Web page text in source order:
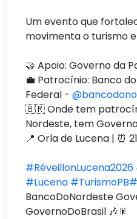
Um evento que
movimenta o turismo
🤝 Apoio: Governo da
💼 Patrocínio: Banco
Federal -
🇧🇷 Onde tem
Nordeste, tem
📍 Orla de Lucena | ⏰
#RéveillonLucena2026
#Lucena #TurismoPB
BancoDoNordeste
GovernoDoBrasil 🎶🎇